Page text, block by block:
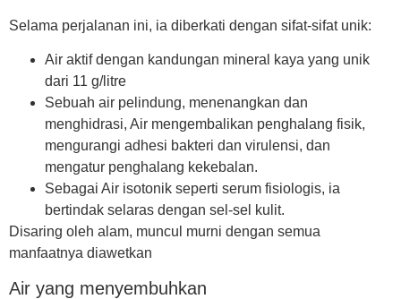
Selama perjalanan ini, ia diberkati dengan sifat-sifat unik:
Air aktifdengan kandungan mineral kaya yang unik
dari 11 g/litre
Sebuah air pelindung, menenangkan dan
menghidrasi, Air mengembalikan penghalang fisik,
mengurangi adhesi bakteri dan virulensi, dan
mengatur penghalang kekebalan.
Sebagai Air isotonik seperti serum fisiologis, ia
bertindak selaras dengan sel-sel kulit.
Disaring oleh alam, muncul murni dengan semua
manfaatnya diawetkan
Air yang menyembuhkan